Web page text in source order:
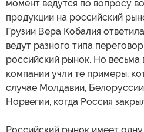
момент ведутся по вопросу
продукции на российский
Грузии Вера Кобалия
ведут разного типа
российский рынок. Но весьма
компании учли те примеры,
случае Молдавии,
Норвегии, когда Россия